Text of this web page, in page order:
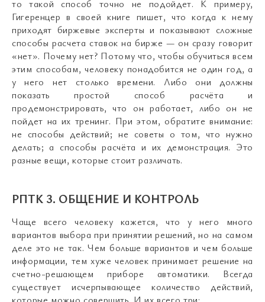
то такой способ точно не подойдет. К примеру,
Гигеренцер в своей книге пишет, что когда к нему
приходят биржевые эксперты и показывают сложные
способы расчета ставок на бирже — он сразу говорит
«нет». Почему нет? Потому что, чтобы обучиться всем
этим способам, человеку понадобится не один год, а
у него нет столько времени. Либо они должны
показать простой способ расчёта и
продемонстрировать, что он работает, либо он не
пойдет на их тренинг. При этом, обратите внимание:
не способы действий; не советы о том, что нужно
делать; а способы расчёта и их демонстрация. Это
разные вещи, которые стоит различать.
РПТК 3. ОБЩЕНИЕ И КОНТРОЛЬ
Чаще всего человеку кажется, что у него много
вариантов выбора при принятии решений, но на самом
деле это не так. Чем больше вариантов и чем больше
информации, тем хуже человек принимает решение на
счетно-решающем приборе автоматики. Всегда
существует исчерпывающее количество действий,
которые можно совершить. И их всего три: